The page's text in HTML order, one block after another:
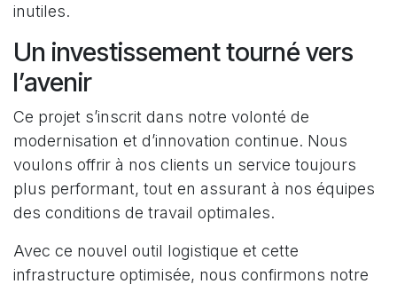
inutiles.
Un investissement tourné vers
l’avenir
Ce projet s’inscrit dans notre volonté de
modernisation et d’innovation continue. Nous
voulons offrir à nos clients un service toujours
plus performant, tout en assurant à nos équipes
des conditions de travail optimales.
Avec ce nouvel outil logistique et cette
infrastructure optimisée, nous confirmons notre